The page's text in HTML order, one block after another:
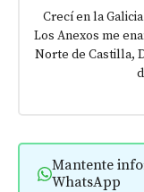
Crecí en la
Los Anexos me
Norte de Castilla,
Mantente
WhatsApp